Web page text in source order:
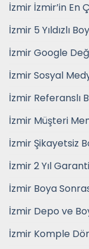
İzmir İzmir’in En
İzmir 5 Yıldızlı
İzmir Google
İzmir Sosyal
İzmir Referanslı
İzmir Müşteri
İzmir Şikayetsiz
İzmir 2 Yıl
İzmir Boya
İzmir Depo ve
İzmir Komple